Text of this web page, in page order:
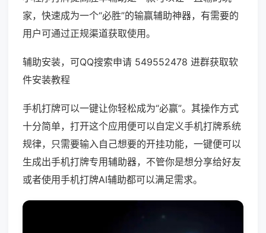
家，快速成为一个“必胜”的输赢辅助神器，有需要的
用户可通过正规渠道获取使用。
辅助安装，可QQ搜索申请 549552478 进群获取软
件安装教程
手机打牌可以一键让你轻松成为“必赢”。其操作方式
十分简单，打开这个应用便可以自定义手机打牌系统
规律，只需要输入自己想要的开挂功能，一键便可以
生成出手机打牌专用辅助器，不管你是想分享给好友
或者使用手机打牌AI辅助都可以满足需求。